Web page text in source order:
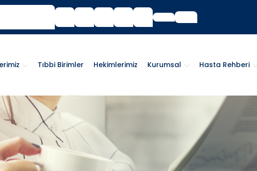
Tıbbi Birimler Hekimlerimiz Kurumsal Hasta Rehberi